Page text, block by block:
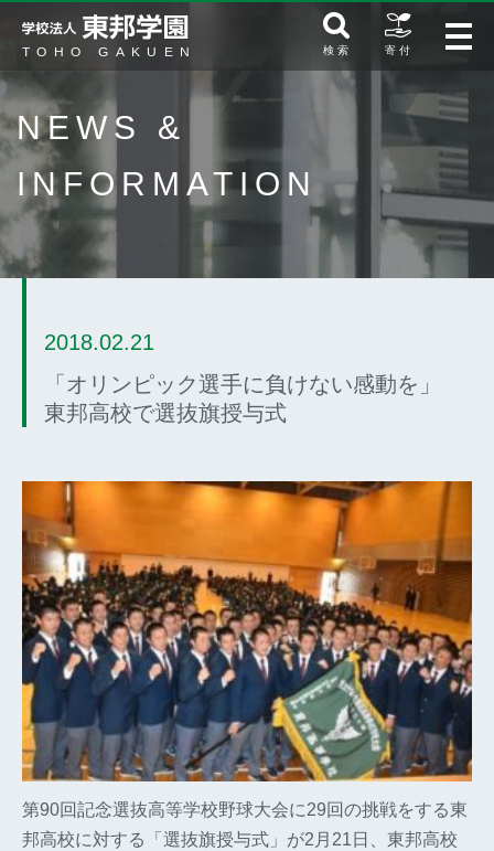
検 索 寄 付
NEWS &
INFORMATION
2018.02.21
「オリンピック選手に負けない感動を」
東邦高校で選抜旗授与式
第90回記念選抜高等学校野球大会に29回の挑戦をする東
邦高校に対する「選抜旗授与式」が2月21日、東邦高校